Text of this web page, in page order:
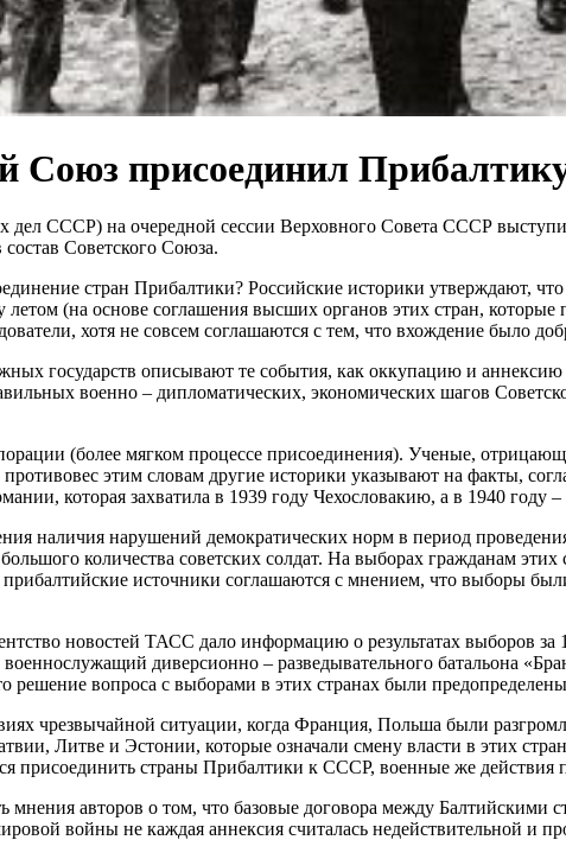
Союз присоединил
дел СССР) на очередной сессии Верховного Совета СССР
Советского Союза.
стран Прибалтики? Российские историки утверждают,
летом (на основе соглашения высших органов этих стран,
хотя не совсем соглашаются с тем, что вхождение было
государств описывают те события, как оккупацию и
военно – дипломатических, экономических шагов
(более мягком процессе присоединения). Ученые,
этим словам другие историки указывают на факты,
которая захватила в 1939 году Чехословакию, а в 1940 году
наличия нарушений демократических норм в период
количества советских солдат. На выборах гражданам
источники соглашаются с мнением, что выборы
новостей ТАСС дало информацию о результатах выборов за
диверсионно – разведывательного батальона
решение вопроса с выборами в этих странах были предопределены
чрезвычайной ситуации, когда Франция, Польша были
Литве и Эстонии, которые означали смену власти в этих
присоединить страны Прибалтики к СССР, военные же действия
мнения авторов о том, что базовые договора между
войны не каждая аннексия считалась недействительной и